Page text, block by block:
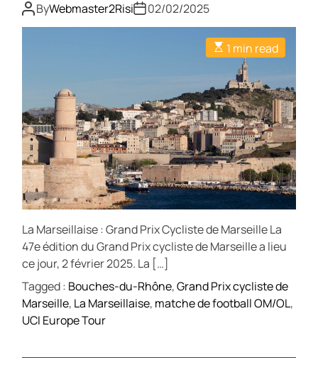
ByWebmaster2Risi 02/02/2025
1 min read
La Marseillaise : Grand Prix Cycliste de Marseille La
47e édition du Grand Prix cycliste de Marseille a lieu
ce jour, 2 février 2025. La […]
Tagged : Bouches-du-Rhône,Grand Prix cycliste de
Marseille, La Marseillaise, matche de football OM/OL,
UCI Europe Tour